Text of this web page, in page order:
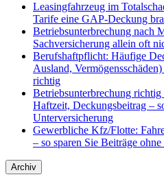
Leasingfahrzeug im
Tarife eine GAP-Deckung
Betriebsunterbrechung nach
Sachversicherung allein oft
Berufshaftpflicht: Häufige
Ausland,
richtig
Betriebsunterbrechung
Haftzeit, Deckungsbeitrag –
Unterversicherung
Gewerbliche Kfz/Flotte:
– so sparen Sie Beiträge
Archiv